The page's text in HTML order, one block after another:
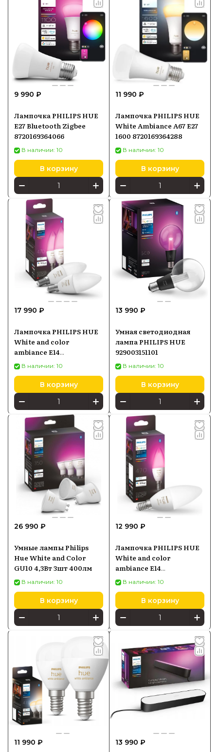
9 990 ₽
Лампочка PHILIPS HUE
E27 Bluetooth Zigbee
8720169364066
В наличии: 10
В корзину
11 990 ₽
Лампочка PHILIPS HUE
White Ambiance A67 E27
1600 8720169364288
В наличии: 10
В корзину
17 990 ₽
Лампочка PHILIPS HUE
White and color
ambiance E14
929002294205
В наличии: 10
В корзину
13 990 ₽
Умная светодиодная
лампа PHILIPS HUE
929003151101
В наличии: 10
В корзину
26 990 ₽
Умные лампы Philips
Hue White and Color
GU10 4,3Вт 3шт 400лм
В наличии: 10
В корзину
12 990 ₽
Лампочка PHILIPS HUE
White and color
ambiance E14
929002294204
В наличии: 10
В корзину
11 990 ₽ 13 990 ₽